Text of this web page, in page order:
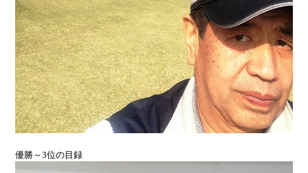
優勝～3位の目録